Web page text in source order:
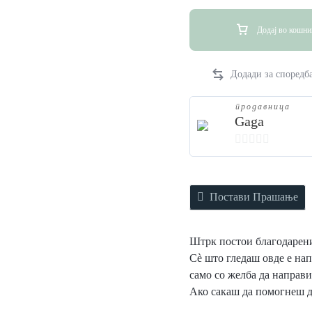
Додај во
продавница
Gaga
0
t
f
5
Постави Прашање
Штрк постои
Сè што гледаш овде е
само со желба да
Ако сакаш да помогнеш